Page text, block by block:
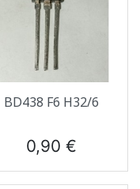
BD438 F6 H32/6
Prix
0,90 €